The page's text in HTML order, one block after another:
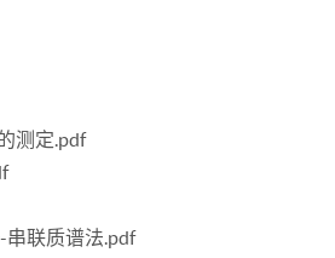
测定.pdf
串联质谱法.pdf